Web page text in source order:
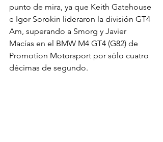
punto de mira, ya que Keith Gatehouse
e Igor Sorokin lideraron la división GT4
Am, superando a Smorg y Javier
Macías en el BMW M4 GT4 (G82) de
Promotion Motorsport por sólo cuatro
décimas de segundo.